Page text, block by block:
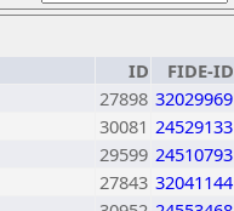
ID FIDE-ID
27898 32029969
30081 24529133
29599 24510793
27843 32041144